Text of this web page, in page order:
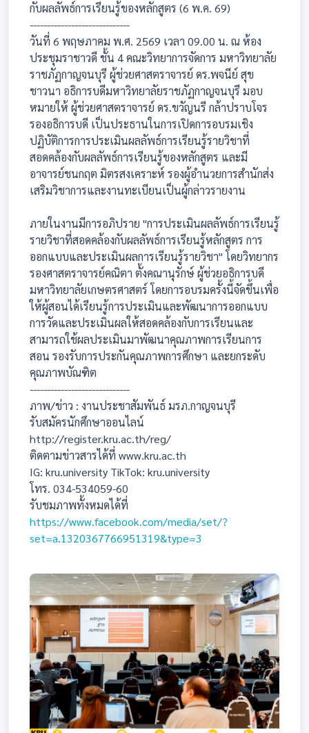
กับผลลัพธ์การเรียนรู้ของหลักสูตร (6 พ.ค. 69)
-----------------------------
วันที่ 6 พฤษภาคม พ.ศ. 2569 เวลา 09.00 น. ณ ห้อง
ประชุมราชาวดี ชั้น 4 คณะวิทยาการจัดการ มหาวิทยาลัย
ราชภัฏกาญจนบุรี ผู้ช่วยศาสตราจารย์ ดร.พจนีย์ สุข
ชาวนา อธิการบดีมหาวิทยาลัยราชภัฏกาญจนบุรี มอบ
หมายให้ ผู้ช่วยศาสตราจารย์ ดร.ขวัญนรี กล้าปราบโจร
รองอธิการบดี เป็นประธานในการเปิดการอบรมเชิง
ปฏิบัติการการประเมินผลลัพธ์การเรียนรู้รายวิชาที่
สอดคล้องกับผลลัพธ์การเรียนรู้ของหลักสูตร และมี
อาจารย์ชนกฤต มิตรสงเคราะห์ รองผู้อำนวยการสำนักส่ง
เสริมวิชาการและงานทะเบียนเป็นผู้กล่าวรายงาน
ภายในงานมีการอภิปราย "การประเมินผลลัพธ์การเรียนรู้
รายวิชาที่สอดคล้องกับผลลัพธ์การเรียนรู้หลักสูตร การ
ออกแบบและประเมินผลการเรียนรู้รายวิชา" โดยวิทยากร
รองศาสตราจารย์คณิตา ตั้งคณานุรักษ์ ผู้ช่วยอธิการบดี
มหาวิทยาลัยเกษตรศาสตร์ โดยการอบรมครั้งนี้จัดขึ้นเพื่อ
ให้ผู้สอนได้เรียนรู้การประเมินและพัฒนาการออกแบบ
การวัดและประเมินผลให้สอดคล้องกับการเรียนและ
สามารถใช้ผลประเมินมาพัฒนาคุณภาพการเรียนการ
สอน รองรับการประกันคุณภาพการศึกษา และยกระดับ
คุณภาพบัณฑิต
-----------------------------
ภาพ/ข่าว : งานประชาสัมพันธ์ มรภ.กาญจนบุรี
รับสมัครนักศึกษาออนไลน์
http://register.kru.ac.th/reg/
ติดตามข่าวสารได้ที่ www.kru.ac.th
IG: kru.university TikTok: kru.university
โทร. 034-534059-60
รับชมภาพทั้งหมดได้ที่
https://www.facebook.com/media/set/?
set=a.1320367766951319&type=3